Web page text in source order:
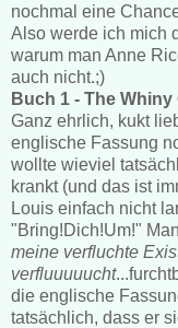
nochmal eine
Also werde ich mich
warum man Anne
auch nicht.;)
Buch 1 - The Whiny
Ganz ehrlich, kukt
englische Fassung
wollte wieviel
krankt (und das ist
Louis einfach nicht
"Bring!Dich!Um!"
meine verfluchte
verfluuuuucht
die englische
tatsächlich, dass er